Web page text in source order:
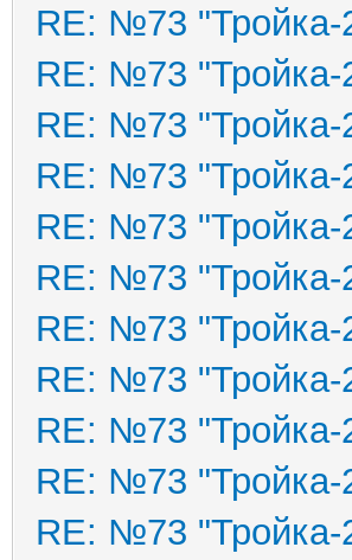
RE: №73 "Тройка-
RE: №73 "Тройка-
RE: №73 "Тройка-
RE: №73 "Тройка-
RE: №73 "Тройка-
RE: №73 "Тройка-
RE: №73 "Тройка-
RE: №73 "Тройка-
RE: №73 "Тройка-
RE: №73 "Тройка-
RE: №73 "Тройка-